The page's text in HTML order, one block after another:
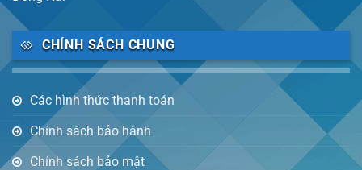
CHÍNH SÁCH CHUNG
Các hình thức thanh toán
Chính sách bảo hành
Chính sách bảo mật